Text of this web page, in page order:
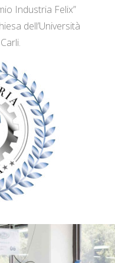
Industria Felix”
dell’Università